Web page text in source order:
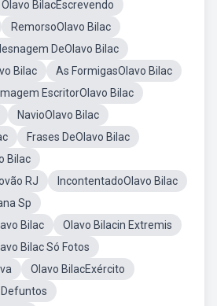
Olavo BilacEscrevendo
RemorsoOlavo Bilac
DeOlavo Bilac
Bilac
As FormigasOlavo Bilac
Imagem EscritorOlavo Bilac
NavioOlavo Bilac
Frases DeOlavo Bilac
Bilac
RJ
IncontentadoOlavo Bilac
Sp
Bilac
Olavo Bilacin Extremis
Bilac Só Fotos
Olavo BilacExército
Defuntos